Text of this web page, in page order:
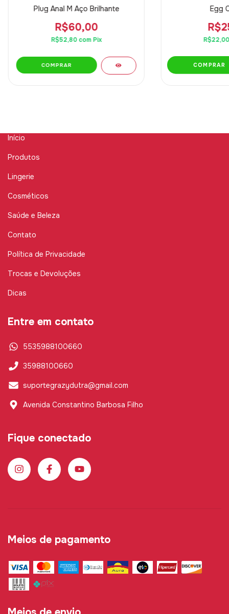
Plug Anal M Aço Brilhante
R$60,00
R$52,80com Pix
COMPRAR
Egg
Início
Produtos
Lingerie
Cosméticos
Saúde e Beleza
Contato
Política de Privacidade
Trocas e Devoluções
Dicas
Entre em contato
5535988100660
35988100660
suportegrazydutra@gmail.com
Avenida Constantino Barbosa Filho
Fique conectado
Meios de pagamento